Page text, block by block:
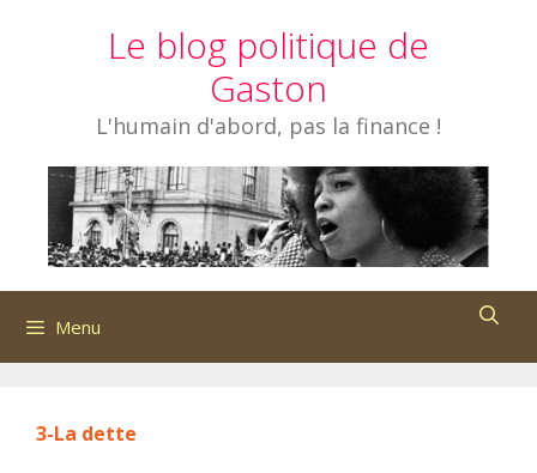
Le blog politique de
Gaston
L'humain d'abord, pas la finance !
Menu
3-La dette